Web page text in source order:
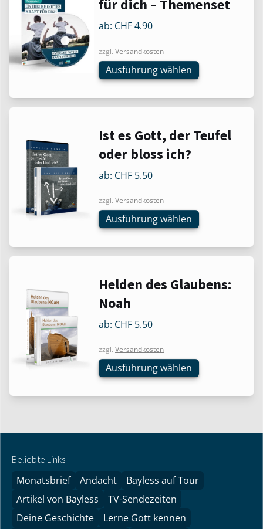
für dich – Themenset
ab: CHF4.90
zzgl. Versandkosten
Ausführung wählen
weist
mehrere
auf.
Die
Optionen
können
auf
Produktseite
gewählt
Ist es Gott, der Teufel
oder bloss ich?
ab: CHF 5.50
zzgl. Versandkosten
Ausführung wählen
Dieses
Produkt
weist
mehrere
auf.
Die
Optionen
können
auf
Produktseite
gewählt
Helden des Glaubens:
Noah
ab: CHF 5.50
zzgl. Versandkosten
Ausführung wählen
Dieses
Produkt
weist
mehrere
auf.
Die
Optionen
können
Produktseite
Beliebte Links
Monatsbrief Andacht
Bayless auf Tour
Artikel von Bayless
TV-Sendezeiten
Deine Geschichte
Lerne Gott kennen